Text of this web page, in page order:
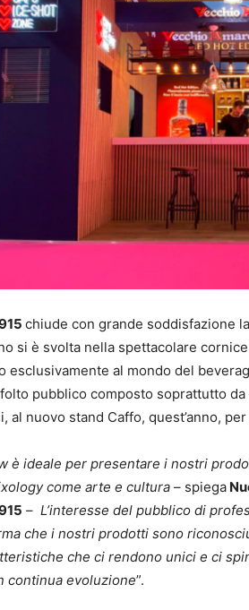
chiude con grande soddisfazione
si è svolta nella spettacolare
esclusivamente al mondo del
pubblico composto soprattutto
al nuovo stand Caffo, quest’anno,
è ideale per presentare i nostri
come arte e cultura – spiega
– L’interesse del pubblico di
che i nostri prodotti sono
che ci rendono unici e ci
continua evoluzione”.